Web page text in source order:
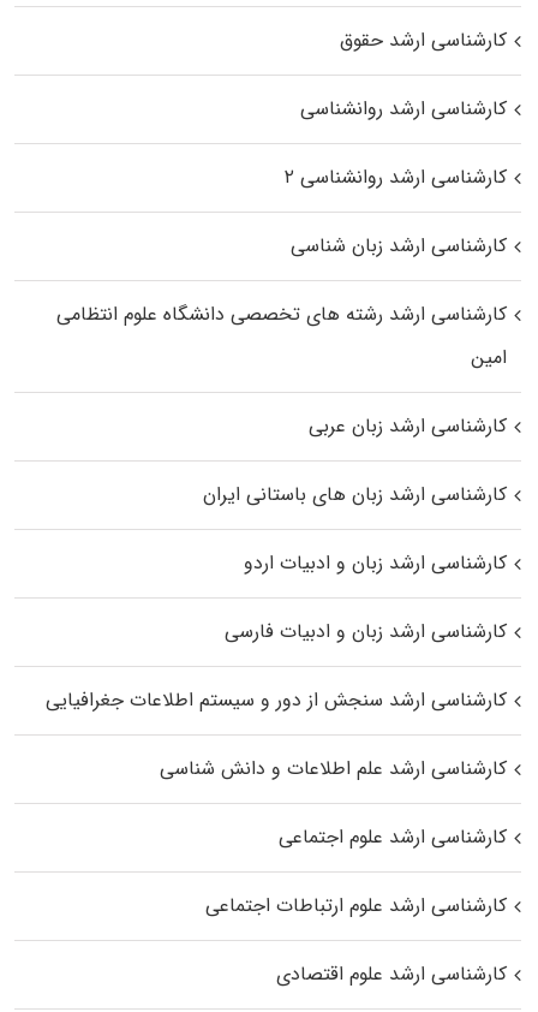
کارشناسی ارشد حقوق
کارشناسی ارشد روانشناسی
کارشناسی ارشد روانشناسی ۲
کارشناسی ارشد زبان شناسی
کارشناسی ارشد رﺷﺘﻪ ﻫﺎی تخصصی داﻧﺸﮕﺎه ﻋﻠﻮم انتظامی
اﻣﻴﻦ
کارشناسی ارشد زبان عربی
کارشناسی ارشد زبان‌ های باستانی ایران
کارشناسی ارشد زبان و ادبیات اردو
کارشناسی ارشد زبان و ادبیات فارسی
کارشناسی ارشد سنجش از دور و سیستم اطلاعات جغرافیایی
کارشناسی ارشد علم اطلاعات و دانش شناسی
کارشناسی ارشد علوم اجتماعی
کارشناسی ارشد علوم ارتباطات اجتماعی
کارشناسی ارشد علوم اقتصادی